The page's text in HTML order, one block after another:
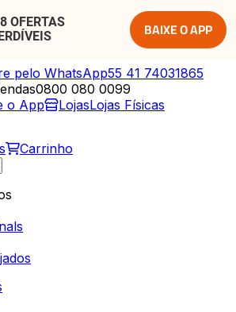
OFERTAS
BAIXE O APP
pelo WhatsApp55 41 74031865
0800 080 0099
o App LojasLojas Físicas
Carrinho